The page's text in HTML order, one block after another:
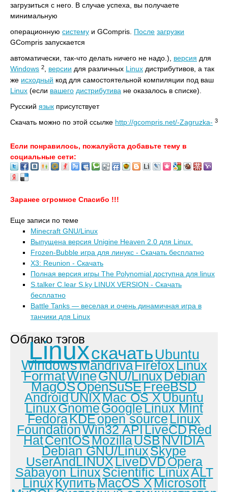
загрузиться с него. В случае успеха, вы получаете
минимальную
операционную систему и GCompris. После загрузки
GCompris запускается
автоматически, так-что делать ничего не надо.), версия для
Windows 2 версии для различных Linux дистрибутивов, а так
же исходный код для самостоятельной компиляции под ваш
Linux (если вашего дистрибутива не оказалось в списке).
Русский язык присутствует
Скачать можно по этой ссылке http://gcompris.net/-Zagruzka- 3
Если понравилось, пожалуйста добавьте тему в
социальные сети:
Заранее огромное Спасибо !!!
Еще записи по теме
Minecraft GNU/Linux
Выпущена версия Unigine Heaven 2.0 для Linux.
Frozen-Bubble игра для линукс - Скачать бесплатно
X3: Reunion - Скачать
Полная версия игры The Polynomial доступна для linux
S.talker C.lear S.ky LINUX VERSION - Скачать
бесплатно
Battle Tanks — веселая и очень динамичная игра в
танчики для Linux
Облако тэгов
Linuxскачать Ubuntu
WindowsMandrivaFirefoxLinux
FormatWineGNU/LinuxDebian
MagOSOpenSuSEFreeBSD
AndroidUNIXMac OS XUbuntu
LinuxGnomeGoogleLinux Mint
FedoraKDEopen sourceLinux
FoundationWin32 APILiveCDRed
HatCentOSMozillaUSBNVIDIA
Debian GNU/LinuxSkype
UserAndLINUXLiveDVDOpera
Sabayon LinuxScientific LinuxALT
LinuxКупитьMacOS XMicrosoft